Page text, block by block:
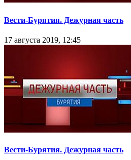
Вести-Бурятия. Дежурная часть
17 августа 2019, 12:45
Вести-Бурятия. Дежурная часть